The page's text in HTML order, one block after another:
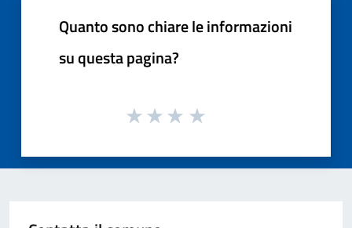
Quanto sono chiare le informazioni
su questa pagina?